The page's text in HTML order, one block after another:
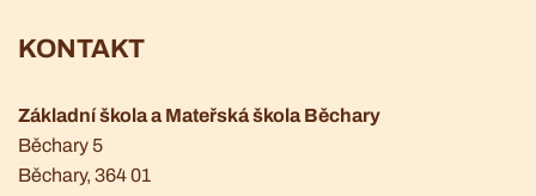
KONTAKT
Základní škola a Mateřská škola Běchary
Běchary 5
Běchary, 364 01